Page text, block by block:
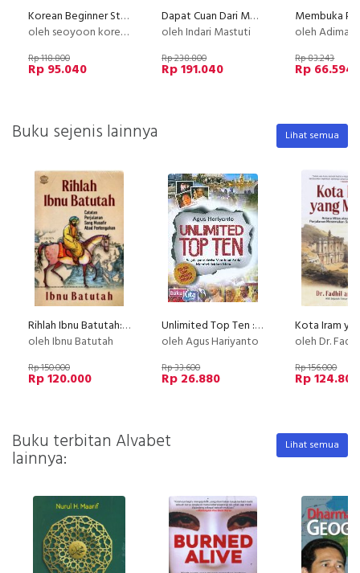
Korean Beginner Step by step Belajar Bahasa Korea Dasar
oleh seoyoon korean
Rp 118.800
Rp 95.040
Dapat Cuan Dari Menulis Quote
oleh Indari Mastuti
Rp 238.800
Rp 191.040
oleh Adimas (Dee)
Rp 83.243
Rp 66.594
Buku sejenis lainnya Lihat semua
Rihlah Ibnu Batutah: Catatan Perjalanan Sang Musafir Abad Pertengahan
oleh Ibnu Batutah
Rp 150.000
Rp 120.000
Unlimited Top Ten : Segala yang Serba membuat Anda Membelalakkan Mata
oleh Agus Hariyanto
Rp 33.600
Rp 26.880
oleh Dr. Fadhil
Rp 156.000
Rp 124.800
Buku terbitan Alvabet
lainnya:
Lihat semua